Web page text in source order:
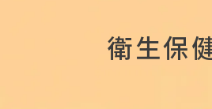
衛生保